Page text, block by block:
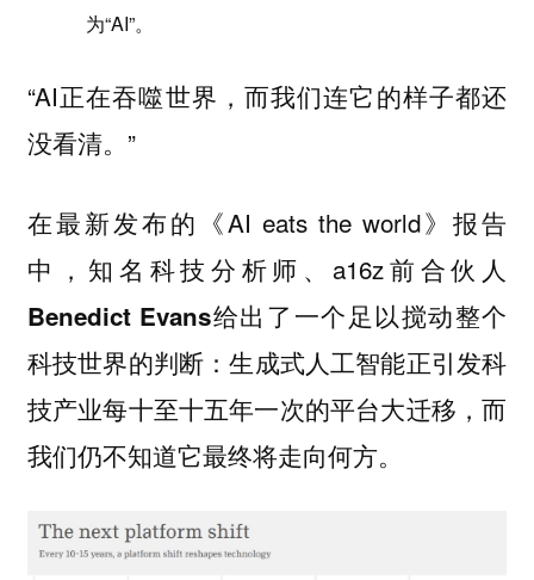
为“AI”。
“AI正在吞噬世界，而我们连它的样子都还
没看清。”
在最新发布的《AI eats the world》报告
中，知名科技分析师、a16z前合伙人
Benedict Evans给出了一个足以搅动整个
科技世界的判断：生成式人工智能正引发科
技产业每十至十五年一次的平台大迁移，而
我们仍不知道它最终将走向何方。